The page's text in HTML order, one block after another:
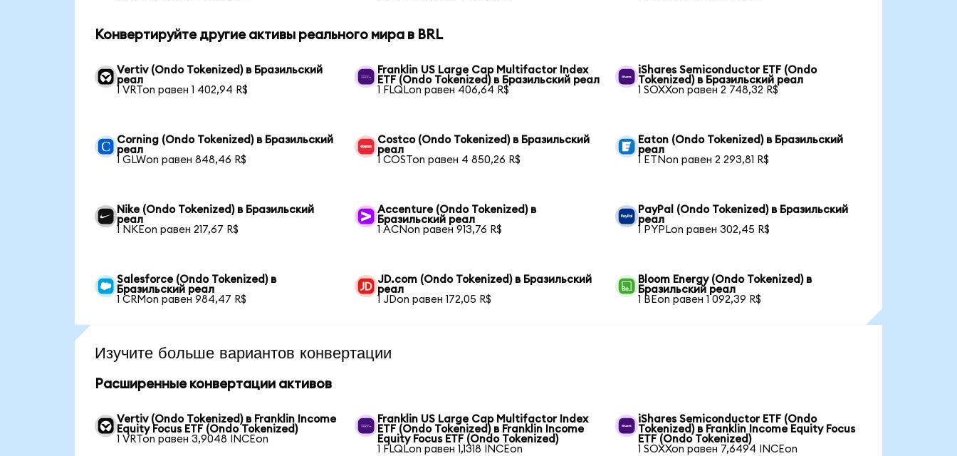
Конвертируйте другие активы реального мира в BRL
Vertiv (Ondo Tokenized) в Бразильский
реал
1 VRTon равен 1 402,94 R$
Franklin US Large Cap Multifactor Index
ETF (Ondo Tokenized) в Бразильский реал
1 FLQLon равен 406,64 R$
iShares Semiconductor ETF (Ondo
Tokenized) в Бразильский реал
1 SOXXon равен 2 748,32 R$
Corning (Ondo Tokenized) в Бразильский
реал
1 GLWon равен 848,46 R$
Costco (Ondo Tokenized) в Бразильский
реал
1 COSTon равен 4 850,26 R$
Eaton (Ondo Tokenized) в Бразильский
реал
1 ETNon равен 2 293,81 R$
Nike (Ondo Tokenized) в Бразильский
реал
1 NKEon равен 217,67 R$
Accenture (Ondo Tokenized) в
Бразильский реал
1 ACNon равен 913,76 R$
PayPal (Ondo Tokenized) в Бразильский
реал
1 PYPLon равен 302,45 R$
Salesforce (Ondo Tokenized) в
Бразильский реал
1 CRMon равен 984,47 R$
JD.com (Ondo Tokenized) в Бразильский
реал
1 JDon равен 172,05 R$
Bloom Energy (Ondo Tokenized) в
Бразильский реал
1 BEon равен 1 092,39 R$
Изучите больше вариантов конвертации
Расширенные конвертации активов
Vertiv (Ondo Tokenized) в Franklin Income
Equity Focus ETF (Ondo Tokenized)
1 VRTon равен 3,9048 INCEon
Franklin US Large Cap Multifactor Index
ETF (Ondo Tokenized) в Franklin Income
Equity Focus ETF (Ondo Tokenized)
1 FLQLon равен 1,1318 INCEon
iShares Semiconductor ETF (Ondo
Tokenized) в Franklin Income Equity Focus
ETF (Ondo Tokenized)
1 SOXXon равен 7,6494 INCEon